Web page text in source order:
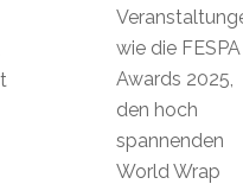
wie die FESPA
Awards 2025,
den hoch
spannenden
World Wrap